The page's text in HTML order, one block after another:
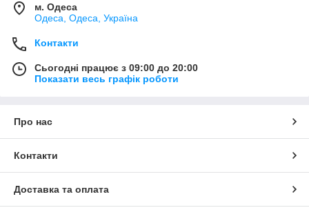
м. Одеса
Одеса, Одеса, Україна
Контакти
Сьогодні працює з 09:00 до 20:00
Показати весь графік роботи
Про нас
Контакти
Доставка та оплата